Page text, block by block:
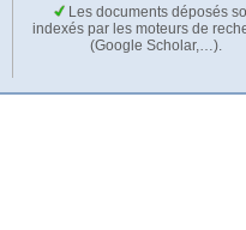
Les documents déposés
indexés par les moteurs de
(Google Scholar,…).